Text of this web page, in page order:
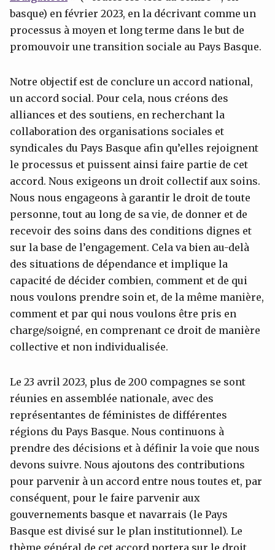
basque) en février 2023, en la décrivant comme un
processus à moyen et long terme dans le but de
promouvoir une transition sociale au Pays Basque.
Notre objectif est de conclure un accord national,
un accord social. Pour cela, nous créons des
alliances et des soutiens, en recherchant la
collaboration des organisations sociales et
syndicales du Pays Basque afin qu’elles rejoignent
le processus et puissent ainsi faire partie de cet
accord. Nous exigeons un droit collectif aux soins.
Nous nous engageons à garantir le droit de toute
personne, tout au long de sa vie, de donner et de
recevoir des soins dans des conditions dignes et
sur la base de l’engagement. Cela va bien au-delà
des situations de dépendance et implique la
capacité de décider combien, comment et de qui
nous voulons prendre soin et, de la même manière,
comment et par qui nous voulons être pris en
charge/soigné, en comprenant ce droit de manière
collective et non individualisée.
Le 23 avril 2023, plus de 200 compagnes se sont
réunies en assemblée nationale, avec des
représentantes de féministes de différentes
régions du Pays Basque. Nous continuons à
prendre des décisions et à définir la voie que nous
devons suivre. Nous ajoutons des contributions
pour parvenir à un accord entre nous toutes et, par
conséquent, pour le faire parvenir aux
gouvernements basque et navarrais (le Pays
Basque est divisé sur le plan institutionnel). Le
thème général de cet accord portera sur le droit